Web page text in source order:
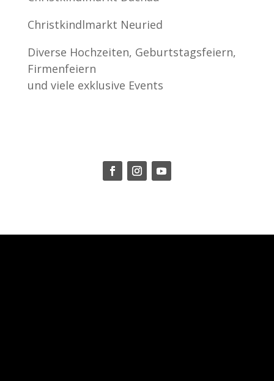
Christkindlmarkt Neuried
Diverse Hochzeiten, Geburtstagsfeiern,
Firmenfeiern
und viele exklusive Events